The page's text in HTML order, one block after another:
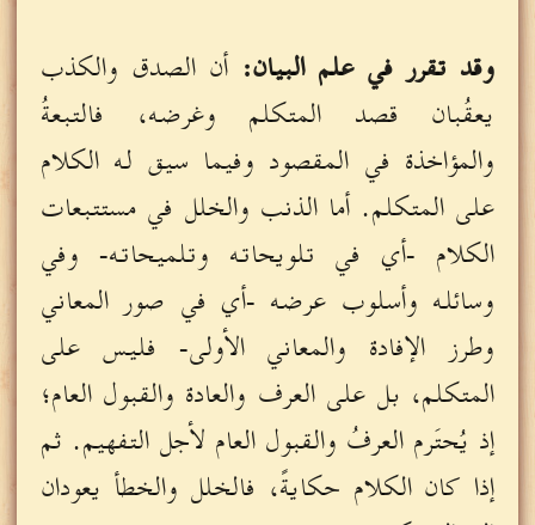
وقد تقرر في علم البيان: أن الصدق والكذب
يعقُبان قصد المتكلم وغرضه، فالتبعةُ
والمؤاخذة في المقصود وفيما سيق له الكلام
على المتكلم. أما الذنب والخلل في مستتبعات
الكلام -أي في تلويحاته وتلميحاته- وفي
وسائله وأسلوب عرضه -أي في صور المعاني
وطرز الإفادة والمعاني الأولى- فليس على
المتكلم، بل على العرف والعادة والقبول العام؛
إذ يُحتَرم العرفُ والقبول العام لأجل التفهيم. ثم
إذا كان الكلام حكايةً، فالخلل والخطأ يعودان